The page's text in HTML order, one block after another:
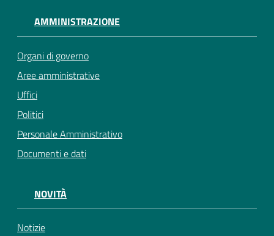
AMMINISTRAZIONE
Organi di governo
Aree amministrative
Uffici
Politici
Personale Amministrativo
Documenti e dati
NOVITÀ
Notizie